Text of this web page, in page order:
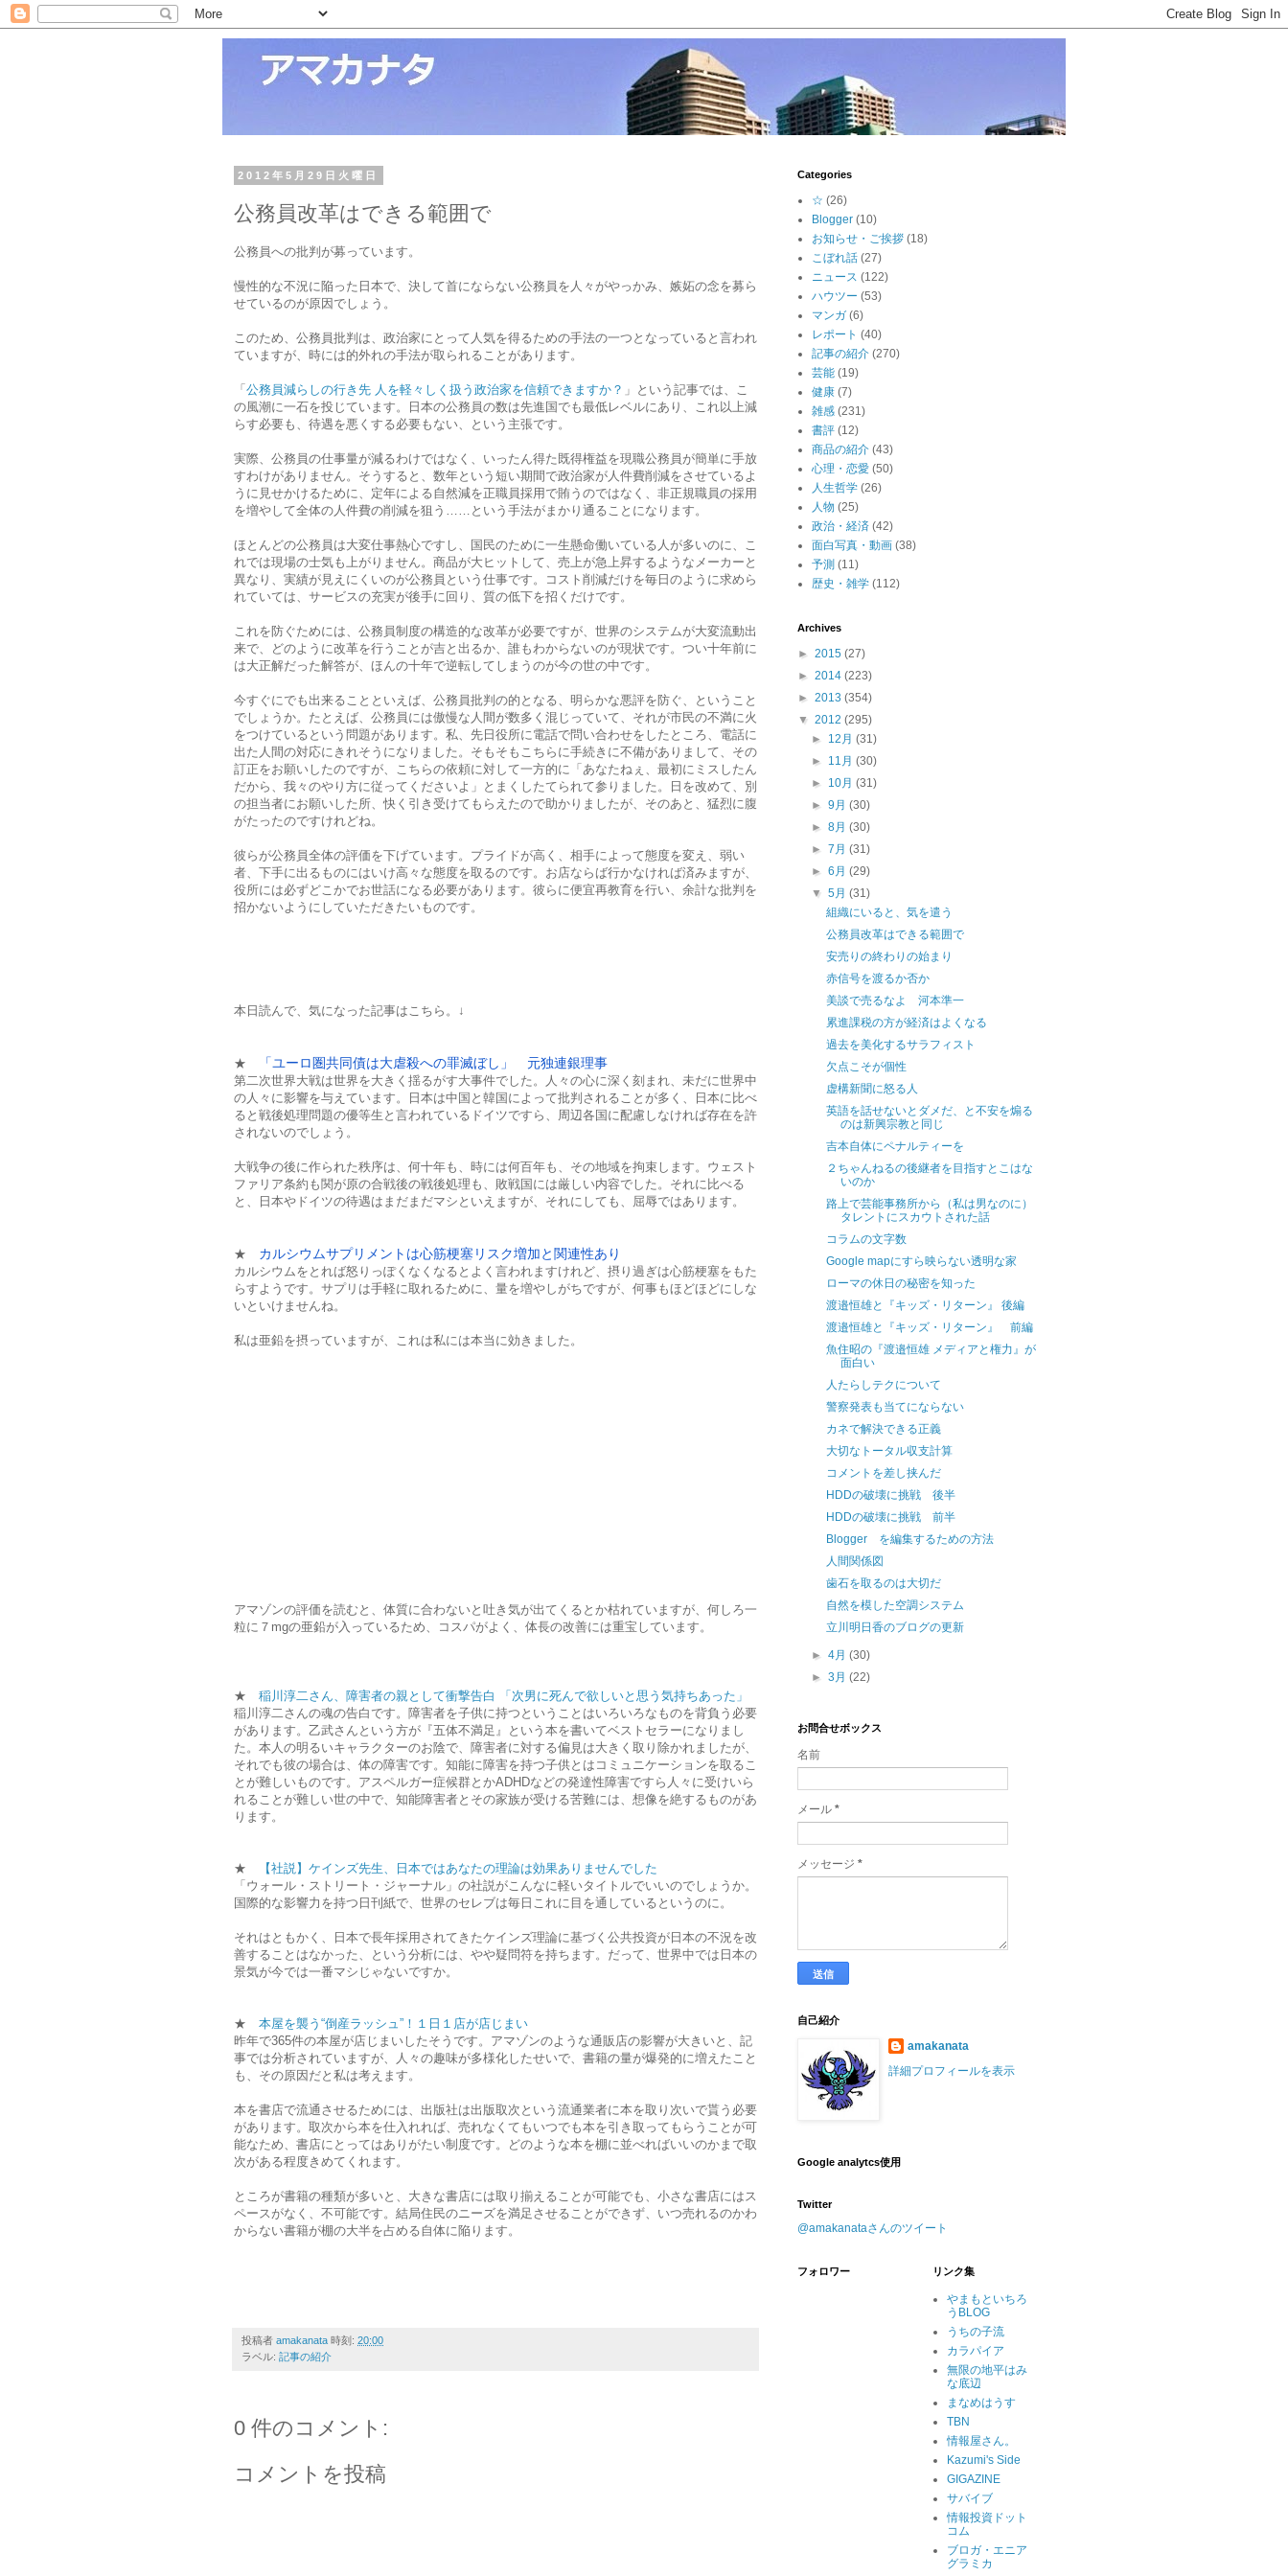
2012年5月29日火曜日
公務員改革はできる範囲で
公務員への批判が募っています。
慢性的な不況に陥った日本で、決して首にならない公務員を人々がやっかみ、嫉妬の念を募ら
せているのが原因でしょう。
このため、公務員批判は、政治家にとって人気を得るための手法の一つとなっていると言われ
ていますが、時には的外れの手法が取られることがあります。
「公務員減らしの行き先 人を軽々しく扱う政治家を信頼できますか？ 」という記事では、こ
の風潮に一石を投じています。日本の公務員の数は先進国でも最低レベルにあり、これ以上減
らす必要も、待遇を悪くする必要もない、という主張です。
実際、公務員の仕事量が減るわけではなく、いったん得た既得権益を現職公務員が簡単に手放
すわけがありません。そうすると、数年という短い期間で政治家が人件費削減をさせているよ
うに見せかけるために、定年による自然減を正職員採用で賄うのではなく、非正規職員の採用
を増やして全体の人件費の削減を狙う……という手法がまかり通ることになります。
ほとんどの公務員は大変仕事熱心ですし、国民のために一生懸命働いている人が多いのに、こ
れでは現場の士気も上がりません。商品が大ヒットして、売上が急上昇するようなメーカーと
異なり、実績が見えにくいのが公務員という仕事です。コスト削減だけを毎日のように求めら
れていては、サービスの充実が後手に回り、質の低下を招くだけです。
これを防ぐためには、公務員制度の構造的な改革が必要ですが、世界のシステムが大変流動出
来で、どのように改革を行うことが吉と出るか、誰もわからないのが現状です。つい十年前に
は大正解だった解答が、ほんの十年で逆転してしまうのが今の世の中です。
今すぐにでも出来ることといえば、公務員批判の的となる、明らかな悪評を防ぐ、ということ
でしょうか。たとえば、公務員には傲慢な人間が数多く混じっていて、それが市民の不満に火
をつけているという問題があります。私、先日役所に電話で問い合わせをしたところ、電話に
出た人間の対応にきれそうになりました。そもそもこちらに手続きに不備がありまして、その
訂正をお願いしたのですが、こちらの依頼に対して一方的に「あなたねぇ、最初にミスしたん
だから、我々のやり方に従ってくださいよ」とまくしたてられて参りました。日を改めて、別
の担当者にお願いした所、快く引き受けてもらえたので助かりましたが、そのあと、猛烈に腹
がたったのですけれどね。
彼らが公務員全体の評価を下げています。プライドが高く、相手によって態度を変え、弱い
者、下手に出るものにはいけ高々な態度を取るのです。お店ならば行かなければ済みますが、
役所には必ずどこかでお世話になる必要があります。彼らに便宜再教育を行い、余計な批判を
招かないようにしていただきたいものです。
本日読んで、気になった記事はこちら。↓
★ 「ユーロ圏共同債は大虐殺への罪滅ぼし」 元独連銀理事
第二次世界大戦は世界を大きく揺るがす大事件でした。人々の心に深く刻まれ、未だに世界中
の人々に影響を与えています。日本は中国と韓国によって批判されることが多く、日本に比べ
ると戦後処理問題の優等生と言われているドイツですら、周辺各国に配慮しなければ存在を許
されないのでしょう。
大戦争の後に作られた秩序は、何十年も、時には何百年も、その地域を拘束します。ウェスト
ファリア条約も関が原の合戦後の戦後処理も、敗戦国には厳しい内容でした。それに比べる
と、日本やドイツの待遇はまだまだマシといえますが、それにしても、屈辱ではあります。
★ カルシウムサプリメントは心筋梗塞リスク増加と関連性あり
カルシウムをとれば怒りっぽくなくなるとよく言われますけれど、摂り過ぎは心筋梗塞をもた
らすようです。サプリは手軽に取れるために、量を増やしがちですが、何事もほどほどにしな
いといけませんね。
私は亜鉛を摂っていますが、これは私には本当に効きました。
アマゾンの評価を読むと、体質に合わないと吐き気が出てくるとか枯れていますが、何しろ一
粒に７mgの亜鉛が入っているため、コスパがよく、体長の改善には重宝しています。
★ 稲川淳二さん、障害者の親として衝撃告白 「次男に死んで欲しいと思う気持ちあった」
稲川淳二さんの魂の告白です。障害者を子供に持つということはいろいろなものを背負う必要
があります。乙武さんという方が『五体不満足』という本を書いてベストセラーになりまし
た。本人の明るいキャラクターのお陰で、障害者に対する偏見は大きく取り除かれましたが、
それでも彼の場合は、体の障害です。知能に障害を持つ子供とはコミュニケーションを取るこ
とが難しいものです。アスペルガー症候群とかADHDなどの発達性障害ですら人々に受けいら
れることが難しい世の中で、知能障害者とその家族が受ける苦難には、想像を絶するものがあ
ります。
★
【社説】ケインズ先生、日本ではあなたの理論は効果ありませんでした
「ウォール・ストリート・ジャーナル」の社説がこんなに軽いタイトルでいいのでしょうか。
国際的な影響力を持つ日刊紙で、世界のセレブは毎日これに目を通しているというのに。
それはともかく、日本で長年採用されてきたケインズ理論に基づく公共投資が日本の不況を改
善することはなかった、という分析には、やや疑問符を持ちます。だって、世界中では日本の
景気が今では一番マシじゃないですか。
★ 本屋を襲う“倒産ラッシュ”！１日１店が店じまい
昨年で365件の本屋が店じまいしたそうです。アマゾンのような通販店の影響が大きいと、記
事では分析されていますが、人々の趣味が多様化したせいで、書籍の量が爆発的に増えたこと
も、その原因だと私は考えます。
本を書店で流通させるためには、出版社は出版取次という流通業者に本を取り次いで貰う必要
があります。取次から本を仕入れれば、売れなくてもいつでも本を引き取ってもらうことが可
能なため、書店にとってはありがたい制度です。どのような本を棚に並べればいいのかまで取
次がある程度きめてくれます。
ところが書籍の種類が多いと、大きな書店には取り揃えることが可能でも、小さな書店にはス
ペースがなく、不可能です。結局住民のニーズを満足させることができず、いつ売れるのかわ
からない書籍が棚の大半を占める自体に陥ります。
投稿者 amakanata 時刻: 20:00
ラベル: 記事の紹介
0 件のコメント:
コメントを投稿
Categories
☆ (26)
Blogger (10)
お知らせ・ご挨拶 (18)
こぼれ話 (27)
ニュース (122)
ハウツー (53)
マンガ (6)
レポート (40)
記事の紹介 (270)
芸能 (19)
健康 (7)
雑感 (231)
書評 (12)
商品の紹介 (43)
心理・恋愛 (50)
人生哲学 (26)
人物 (25)
政治・経済 (42)
面白写真・動画 (38)
予測 (11)
歴史・雑学 (112)
Archives
► 2015 (27)
► 2014 (223)
► 2013 (354)
▼ 2012 (295)
► 12月(31)
► 11月(30)
► 10月(31)
►9月(30)
►8月(30)
►7月(31)
►6月(29)
▼5月(31)
組織にいると、気を遣う
公務員改革はできる範囲で
安売りの終わりの始まり
赤信号を渡るか否か
美談で売るなよ 河本準一
累進課税の方が経済はよくなる
過去を美化するサラフィスト
欠点こそが個性
虚構新聞に怒る人
英語を話せないとダメだ、と不安を煽る
のは新興宗教と同じ
吉本自体にペナルティーを
２ちゃんねるの後継者を目指すとこはな
いのか
路上で芸能事務所から（私は男なのに）
タレントにスカウトされた話
コラムの文字数
Google mapにすら映らない透明な家
ローマの休日の秘密を知った
渡邉恒雄と『キッズ・リターン』 後編
渡邉恒雄と『キッズ・リターン』 前編
魚住昭の『渡邉恒雄 メディアと権力』が
面白い
人たらしテクについて
警察発表も当てにならない
カネで解決できる正義
大切なトータル収支計算
コメントを差し挟んだ
HDDの破壊に挑戦 後半
HDDの破壊に挑戦 前半
Blogger を編集するための方法
人間関係図
歯石を取るのは大切だ
自然を模した空調システム
立川明日香のブログの更新
►4月(30)
►3月(22)
お問合せボックス
名前
メール *
メッセージ *
自己紹介
amakanata
詳細プロフィールを表示
Google analytcs使用
Twitter
@amakanataさんのツイート
フォロワー リンク集
やまもといちろ
うBLOG
うちの子流
カラパイア
無限の地平はみ
な底辺
まなめはうす
TBN
情報屋さん。
Kazumi's Side
GIGAZINE
サバイブ
情報投資ドット
コム
ブロガ・エニア
グラミカ